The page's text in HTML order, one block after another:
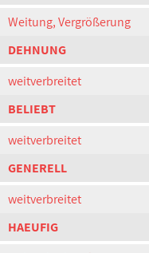
Weitung, Vergrößerung
DEHNUNG
weitverbreitet
BELIEBT
weitverbreitet
GENERELL
weitverbreitet
HAEUFIG